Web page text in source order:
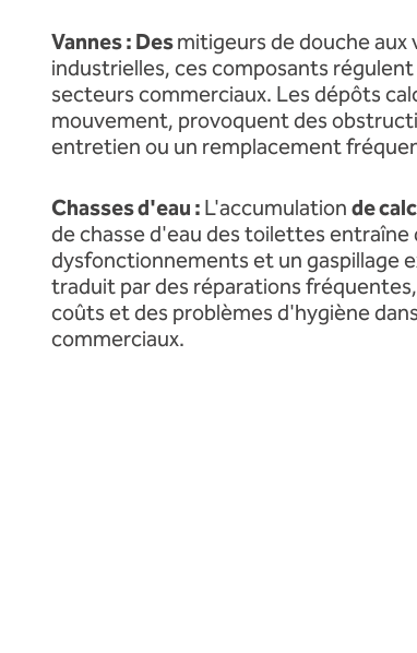
Vannes : Desmitigeurs de douche
industrielles, ces composants
secteurs commerciaux. Les dépôts
mouvement, provoquent des
entretien ou un remplacement
Chasses d'eau :L'accumulationde
de chasse d'eau des toilettes
dysfonctionnements et un gaspillage
traduit par des réparations
coûts et des problèmes d'hygiène
commerciaux.